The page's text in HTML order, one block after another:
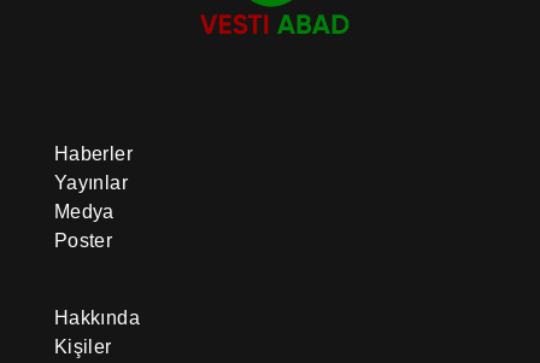
Haberler
Yayınlar
Medya
Poster
Hakkında
Kişiler